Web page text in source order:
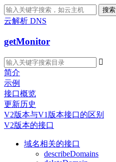
搜索
云解析 DNS
getMonitor

简介
示例
接口概览
更新历史
V2版本与V1版本接口的区别
V2版本的接口
域名相关的接口
describeDomains